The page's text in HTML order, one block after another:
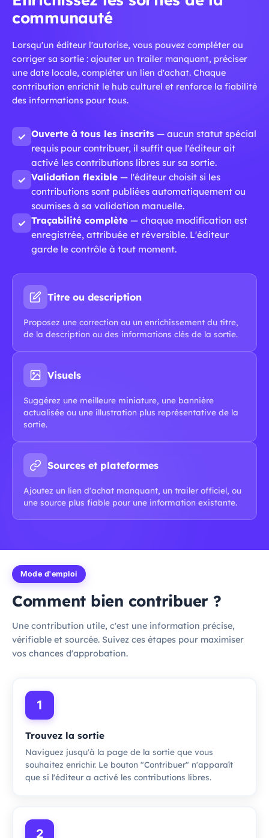
communauté
Lorsqu'un éditeur l'autorise, vous pouvez compléter ou
corriger sa sortie : ajouter un trailer manquant, préciser
une date locale, compléter un lien d'achat. Chaque
contribution enrichit le hub culturel et renforce la fiabilité
des informations pour tous.
✓ Ouverte à tous les inscrits — aucun statut spécial
requis pour contribuer, il suffit que l'éditeur ait
activé les contributions libres sur sa sortie.
✓ Validation flexible — l'éditeur choisit si les
contributions sont publiées automatiquement ou
soumises à sa validation manuelle.
✓ Traçabilité complète — chaque modification est
enregistrée, attribuée et réversible. L'éditeur
garde le contrôle à tout moment.
Titre ou description
Proposez une correction ou un enrichissement du titre,
de la description ou des informations clés de la sortie.
Visuels
Suggérez une meilleure miniature, une bannière
actualisée ou une illustration plus représentative de la
sortie.
Sources et plateformes
Ajoutez un lien d'achat manquant, un trailer officiel, ou
une source plus fiable pour une information existante.
Mode d'emploi
Comment bien contribuer ?
Une contribution utile, c'est une information précise,
vérifiable et sourcée. Suivez ces étapes pour maximiser
vos chances d'approbation.
1
Trouvez la sortie
Naviguez jusqu'à la page de la sortie que vous
souhaitez enrichir. Le bouton "Contribuer" n'apparaît
que si l'éditeur a activé les contributions libres.
2